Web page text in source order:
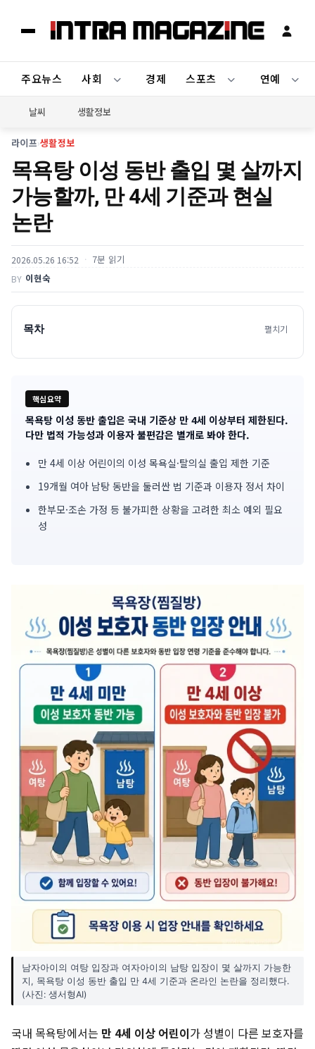
주요뉴스 사회 경제 스포츠 연예
날씨 생활정보
라이프›생활정보
목욕탕 이성 동반 출입 몇 살까지
가능할까, 만 4세 기준과 현실
논란
2026.05.26 16:52 7분 읽기
BY 이현숙
목차 펼치기
핵심요약
기
심
목욕탕 이성 동반 출입은 국내 기준상 만 4세 이상부터 제한된다.
다만 법적 가능성과 이용자 불편감은 별개로 봐야 한다.
만 4세 이상 어린이의 이성 목욕실·탈의실 출입 제한 기준
19개월 여아 남탕 동반을 둘러싼 법 기준과 이용자 정서 차이
한부모·조손 가정 등 불가피한 상황을 고려한 최소 예외 필요
성
남자아이의 여탕 입장과 여자아이의 남탕 입장이 몇 살까지 가능한
지, 목욕탕 이성 동반 출입 만 4세 기준과 온라인 논란을 정리했다.
(사진: 생서형AI)
국내 목욕탕에서는 만 4세 이상 어린이가 성별이 다른 보호자를